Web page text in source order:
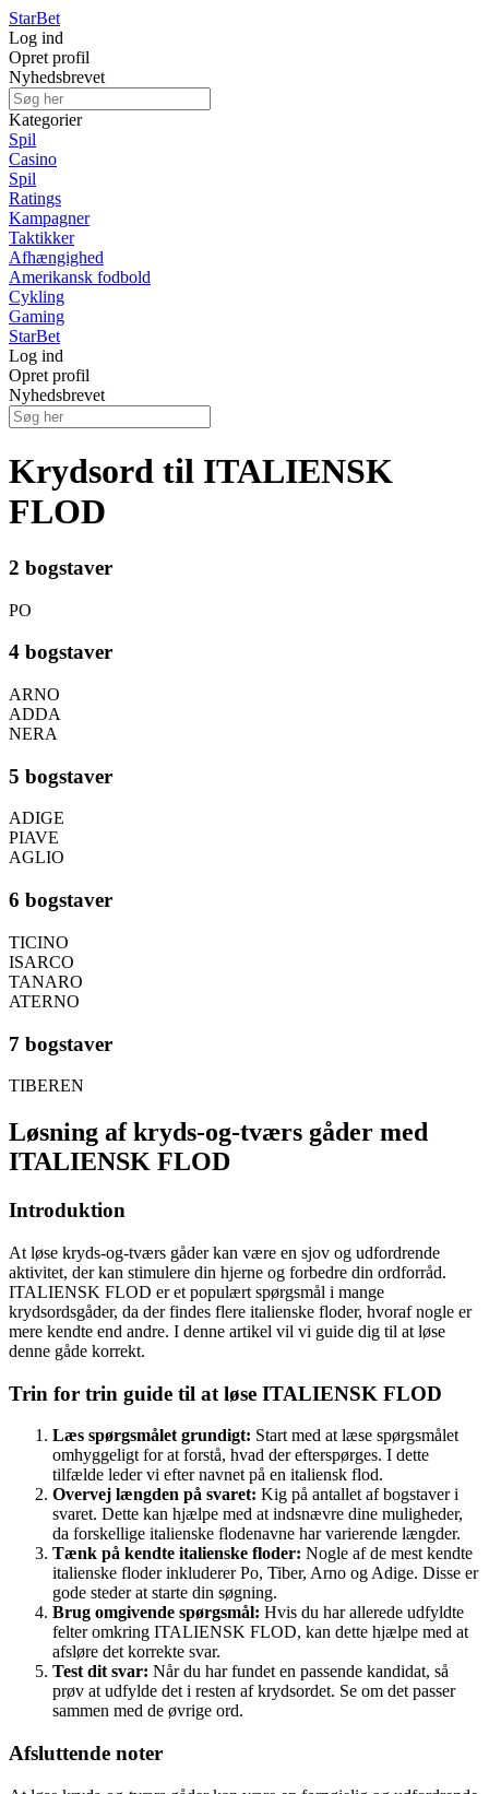
StarBet
Log ind
Opret profil
Nyhedsbrevet
Kategorier
Spil
Casino
Spil
Ratings
Kampagner
Taktikker
Afhængighed
Amerikansk fodbold
Cykling
Gaming
StarBet
Log ind
Opret profil
Nyhedsbrevet
Krydsord til ITALIENSK
FLOD
2 bogstaver
PO
4 bogstaver
ARNO
ADDA
NERA
5 bogstaver
ADIGE
PIAVE
AGLIO
6 bogstaver
TICINO
ISARCO
TANARO
ATERNO
7 bogstaver
TIBEREN
Løsning af kryds-og-tværs gåder med
ITALIENSK FLOD
Introduktion
At løse kryds-og-tværs gåder kan være en sjov og udfordrende
aktivitet, der kan stimulere din hjerne og forbedre din ordforråd.
ITALIENSK FLOD er et populært spørgsmål i mange
krydsordsgåder, da der findes flere italienske floder, hvoraf nogle er
mere kendte end andre. I denne artikel vil vi guide dig til at løse
denne gåde korrekt.
Trin for trin guide til at løse ITALIENSK FLOD
Læs spørgsmålet grundigt: Start med at læse spørgsmålet
omhyggeligt for at forstå, hvad der efterspørges. I dette
tilfælde leder vi efter navnet på en italiensk flod.
Overvej længden på svaret: Kig på antallet af bogstaver i
svaret. Dette kan hjælpe med at indsnævre dine muligheder,
da forskellige italienske flodenavne har varierende længder.
Tænk på kendte italienske floder: Nogle af de mest kendte
italienske floder inkluderer Po, Tiber, Arno og Adige. Disse er
gode steder at starte din søgning.
Brug omgivende spørgsmål: Hvis du har allerede udfyldte
felter omkring ITALIENSK FLOD, kan dette hjælpe med at
afsløre det korrekte svar.
Test dit svar: Når du har fundet en passende kandidat, så
prøv at udfylde det i resten af krydsordet. Se om det passer
sammen med de øvrige ord.
Afsluttende noter